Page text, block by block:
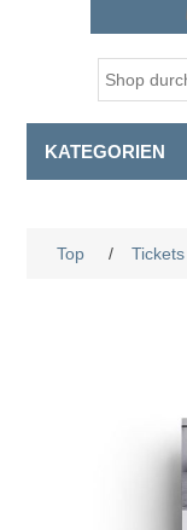
KATEGORIEN
Top / Tickets